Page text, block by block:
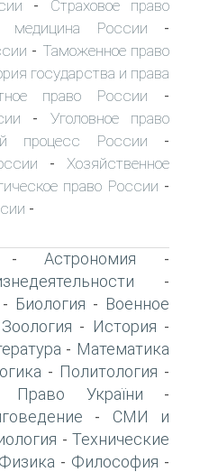
- Страховое право
медицина России -
- Таможенное право
государства и права
право России -
- Уголовное право
процесс России -
- Хозяйственное
право России -
-
Астрономия -
-
- Биология - Военное
Зоология - История -
- Математика
- Политология -
Право України -
- СМИ и
- Технические
Физика - Философия -